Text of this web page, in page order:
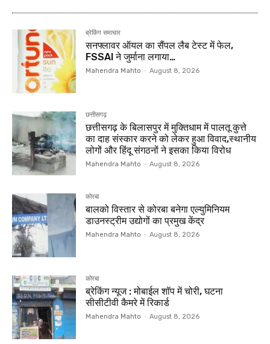
ब्रेकिंग समाचार
सनफ्लावर ऑयल का सैंपल लैब टेस्ट में फेल,
FSSAI ने जुर्माना लगाया…
Mahendra Mahto - August 8, 2026
छत्तीसगढ़
छत्तीसगढ़ के बिलासपुर में मुक्तिधाम में पालतू कुत्ते
का दाह संस्कार करने को लेकर हुआ विवाद,स्थानीय
लोगों और हिंदू संगठनों ने इसका किया विरोध
Mahendra Mahto - August 8, 2026
कोरबा
बालको विस्तार से कोरबा बनेगा एल्युमिनियम
डाउनस्ट्रीम उद्योगों का प्रमुख केंद्र
Mahendra Mahto - August 8, 2026
कोरबा
ब्रेकिंग न्यूज : मोबाईल शॉप में चोरी, घटना
सीसीटीवी कैमरे में रिकार्ड
Mahendra Mahto - August 8, 2026